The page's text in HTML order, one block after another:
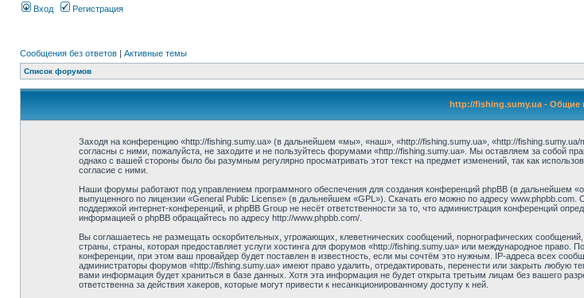
Вход Регистрация
Сообщения без ответов | Активные темы
Список форумов
http://fishing.sumy.ua - Общие
Заходя на конференцию «http://fishing.sumy.ua» (в дальнейшем «мы», «наш», «http://fishing.sumy.ua», «http://
согласны с ними, пожалуйста, не заходите и не пользуйтесь форумами «http://fishing.sumy.ua». Мы оставляем за собой
однако с вашей стороны было бы разумным регулярно просматривать этот текст на предмет изменений, так как
согласие с ними.
Наши форумы работают под управлением программного обеспечения для создания конференций phpBB (в дальнейшем
выпущенного по лицензии «General Public License» (в дальнейшем «GPL»). Скачать его можно по адресу www.phpbb.com.
поддержкой интернет-конференций, и phpBB Group не несёт ответственности за то, что администрация конференций
информацией о phpBB обращайтесь по адресу http://www.phpbb.com/.
Вы соглашаетесь не размещать оскорбительных, угрожающих, клеветнических сообщений, порнографических
страны, страны, которая предоставляет услуги хостинга для форумов «http://fishing.sumy.ua» или международное
конференции, при этом ваш провайдер будет поставлен в известность, если мы сочтём это нужным. IP-адреса всех
администраторы форумов «http://fishing.sumy.ua» имеют право удалить, отредактировать, перенести или закрыть любую
вами информация будет храниться в базе данных. Хотя эта информация не будет открыта третьим лицам без вашего
ответственна за действия хакеров, которые могут привести к несанкционированному доступу к ней.